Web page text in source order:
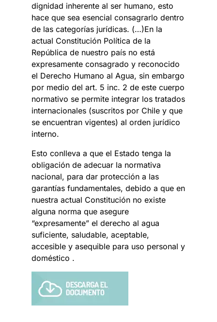
dignidad inherente al ser humano, esto
hace que sea esencial consagrarlo dentro
de las categorías jurídicas. (…)En la
actual Constitución Política de la
República de nuestro país no está
expresamente consagrado y reconocido
el Derecho Humano al Agua, sin embargo
por medio del art. 5 inc. 2 de este cuerpo
normativo se permite integrar los tratados
internacionales (suscritos por Chile y que
se encuentran vigentes) al orden jurídico
interno.
Esto conlleva a que el Estado tenga la
obligación de adecuar la normativa
nacional, para dar protección a las
garantías fundamentales, debido a que en
nuestra actual Constitución no existe
alguna norma que asegure
“expresamente” el derecho al agua
suficiente, saludable, aceptable,
accesible y asequible para uso personal y
doméstico .